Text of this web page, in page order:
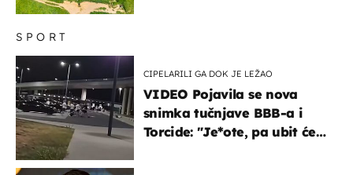
SPORT
CIPELARILI GA DOK JE LEŽAO
VIDEO Pojavila se nova
snimka tučnjave BBB-a i
Torcide: "Je*ote, pa ubit će